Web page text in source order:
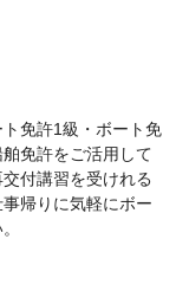
免許1級・ボート免
免許をご活用して
付講習を受けれる
帰りに気軽にボー